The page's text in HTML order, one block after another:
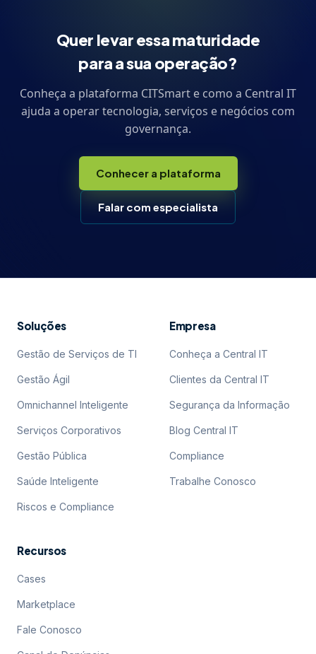
Quer levar essa maturidade
para a sua operação?
Conheça a plataforma CITSmart e como a Central IT
ajuda a operar tecnologia, serviços e negócios com
governança.
Conhecer a plataforma
Falar com especialista
Soluções
Gestão de Serviços de TI
Gestão Ágil
Omnichannel Inteligente
Serviços Corporativos
Gestão Pública
Saúde Inteligente
Riscos e Compliance
Empresa
Conheça a Central IT
Clientes da Central IT
Segurança da Informação
Blog Central IT
Compliance
Trabalhe Conosco
Recursos
Cases
Marketplace
Fale Conosco